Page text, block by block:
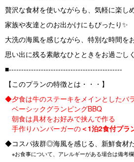
贅沢な食材を使いながらも、気軽に楽し
家族や友達とのお出かけにもぴったり✨
大洗の海風を感じながら、特別な時間を
思い出に残る素敵なひとときをお過ごし
■----------------------------------------------
【このプランの特徴とは・・・】
◆夕食は牛のステーキをメインとしたバ
ベーシックグランピングBBQ
朝食は具材をお好みで挟んで作る
手作りハンバーガーの＜1泊2食付プラ
◆コスパ抜群◎海風を感じる、新鮮食材
※お食事について、アレルギーがある場合は備考